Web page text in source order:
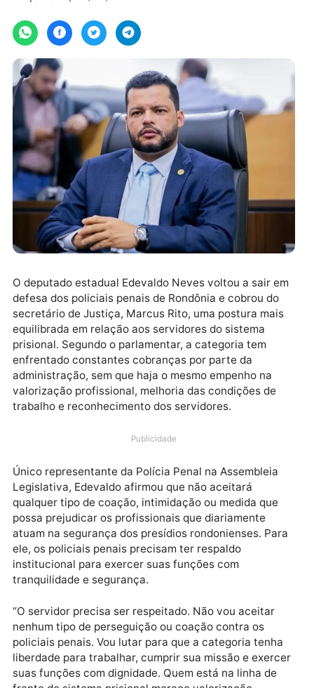
terça-feira, 09/06/2026 às 19:57
O deputado estadual Edevaldo Neves voltou a sair
defesa dos policiais penais de Rondônia e cobrou do
secretário de Justiça, Marcus Rito, uma postura
equilibrada em relação aos servidores do sistema
enfrentado constantes cobranças por parte da
valorização profissional, melhoria das condições de
trabalho e reconhecimento dos servidores.
Publicidade
Único representante da Polícia Penal na Assembleia
Legislativa, Edevaldo afirmou que não aceitará
possa prejudicar os profissionais que diariamente
atuam na segurança dos presídios rondonienses.
ele, os policiais penais precisam ter respaldo
institucional para exercer suas funções com
tranquilidade e segurança.